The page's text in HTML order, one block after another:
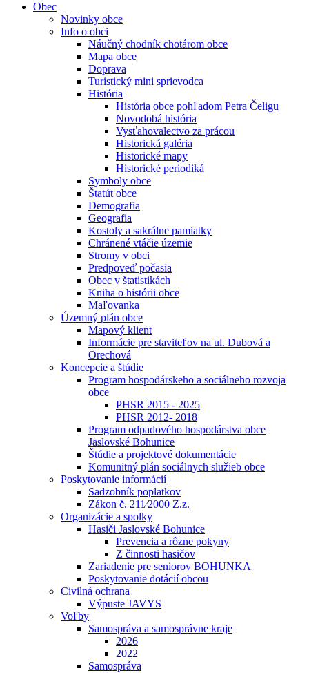
Obec
Novinky obce
Info o obci
Náučný chodník chotárom obce
Mapa obce
Doprava
Turistický mini sprievodca
História
História obce pohľadom Petra Čeligu
Novodobá história
Vysťahovalectvo za prácou
Historická galéria
Historické mapy
Historické periodiká
Symboly obce
Štatút obce
Demografia
Geografia
Kostoly a sakrálne pamiatky
Chránené vtáčie územie
Stromy v obci
Predpoveď počasia
Obec v štatistikách
Kniha o histórii obce
Maľovanka
Územný plán obce
Mapový klient
Informácie pre staviteľov na ul. Dubová a
Orechová
Koncepcie a štúdie
Program hospodárskeho a sociálneho rozvoja
obce
PHSR 2015 - 2025
PHSR 2012- 2018
Program odpadového hospodárstva obce
Jaslovské Bohunice
Štúdie a projektové dokumentácie
Komunitný plán sociálnych služieb obce
Poskytovanie informácií
Sadzobník poplatkov
Zákon č. 211⁄2000 Z.z.
Organizácie a spolky
Hasiči Jaslovské Bohunice
Prevencia a rôzne pokyny
Z činnosti hasičov
Zariadenie pre seniorov BOHUNKA
Poskytovanie dotácií obcou
Civilná ochrana
Výpuste JAVYS
Voľby
Samospráva a samosprávne kraje
2026
2022
Samospráva